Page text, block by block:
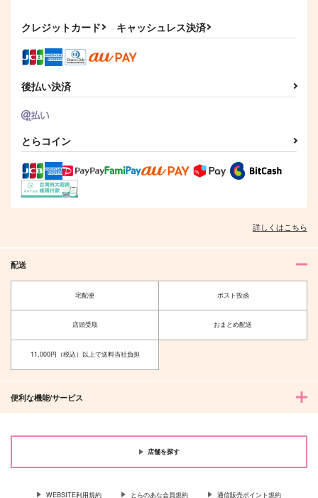
クレジットカード キャッシュレス決済
後払い決済
とらコイン
詳しくはこちら
配送
宅配便 ポスト投函
店頭受取 おまとめ配送
11,000円（税込）以上で送料当社負担
便利な機能/サービス
店舗を探す
WEBSITE利用規約 とらのあな会員規約 通信販売ポイント規約